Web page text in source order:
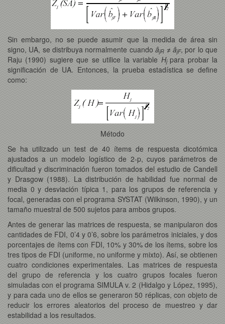
Sin embargo, no se puede asumir que la medida de área sin
signo, UA, se distribuya normalmente cuandoâjR ≠ âjF, por lo que
Raju (1990) sugiere que se utilice la variable Hj para probar la
significación de UA. Entonces, la prueba estadística se define
como:
Método
Se ha utilizado un test de 40 ítems de respuesta dicotómica
ajustados a un modelo logístico de 2-p, cuyos parámetros de
dificultad y discriminación fueron tomados del estudio de Candell
y Drasgow (1988). La distribución de habilidad fue normal de
media 0 y desviación típica 1, para los grupos de referencia y
focal, generadas con el programa SYSTAT (Wilkinson, 1990), y un
tamaño muestral de 500 sujetos para ambos grupos.
Antes de generar las matrices de respuesta, se manipularon dos
cantidades de FDI, 0’4 y 0’6, sobre los parámetros iniciales, y dos
porcentajes de ítems con FDI, 10% y 30% de los ítems, sobre los
tres tipos de FDI (uniforme, no uniforme y mixto). Así, se obtienen
cuatro condiciones experimentales. Las matrices de respuesta
del grupo de referencia y los cuatro grupos focales fueron
simuladas con el programa SIMULA v. 2 (Hidalgo y López, 1995),
y para cada uno de ellos se generaron 50 réplicas, con objeto de
reducir los errores aleatorios del proceso de muestreo y dar
estabilidad a los resultados.